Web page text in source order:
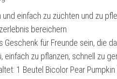
einfach zu züchten und zu
bereichern
Geschenk für Freunde sein, die
einfach zu pflanzen, schnell zu
1 Beutel Bicolor Pear